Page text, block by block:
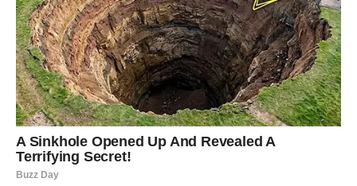
pravnog savjetnika, ne samo da štitite svoju imovinu,
već i svojim voljenima olakšavate proces nasljeđivanja.
Razvoj jasnog i pravednog plana nasljedstva nije samo
zadatak koji treba obaviti; to je odgovornost koja može
značajno uticati na budućnost vaših najbližih.Planiranje
imovine je proces koji zahtijeva promišljanje, razgovor i
pravne smjernice, ali na kraju, otvara put ka mirnoj i
bezbolnoj raspodjeli vašeg naslijeđa.